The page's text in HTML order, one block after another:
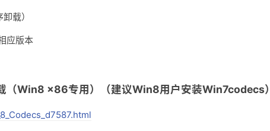
载）
应版本
（Win8 x86专用）（建议Win8用户安装Win7codecs）